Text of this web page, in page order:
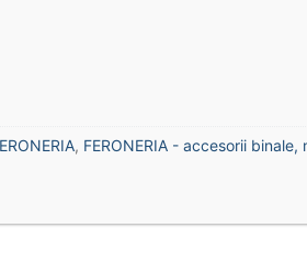
, FERONERIA - accesorii binale,